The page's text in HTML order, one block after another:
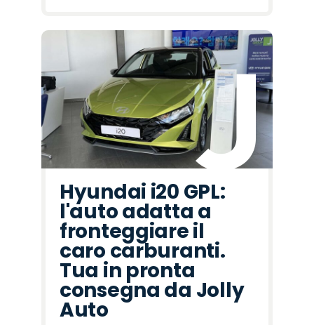
Hyundai i20 GPL:
l'auto adatta a
fronteggiare il
caro carburanti.
Tua in pronta
consegna da Jolly
Auto